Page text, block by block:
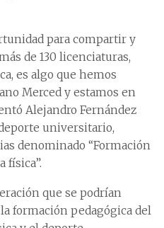
para compartir y
de 130 licenciaturas,
es algo que hemos
Merced y estamos en
Alejandro Fernández
universitario,
denominado “Formación
física”.
que se podrían
formación pedagógica del